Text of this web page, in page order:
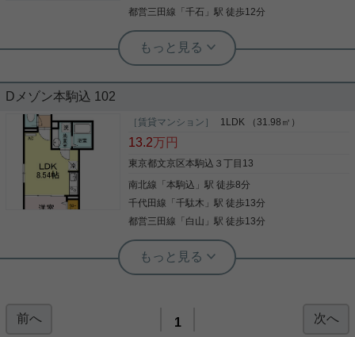
カメラ ・管理人日勤 ・ディンプルキー 3駅３沿線利
用可能で、コンビニ・スーパー・ドラッグストア・
ファミレスが近くにあり お出かけにもお買い物にも
良い立地です♪
詳細を見る
都営三田線 「千石 」駅 徒歩12分
実用春日ホーム 春日町店 堀江健太郎
うれしい敷礼ゼロ物件！ネット無料！
イレブン 田端三丁目店まで徒歩4分と近場にコンビ
ニがあるのもポイント。室内設備は追い焚き・エア
コン・システムキッチンなど大変充実しておりま
す。たくさん料理を作る時でも同時に進められるた
す。コートなども扱いやすいクロゼットが設置され
ています。利便性の高い暮らしをするなら文京区へ
のお引越をご検討してみてはいかがでしょうか？住
み良い環境が整っているので、生活に困ることはあ
りません。賃貸情報のことなら、当社にお任せ下さ
い。
詳細を見る
Dメゾン本駒込 102
［賃貸マンション］ 1LDK （31.98㎡）
13.2万円
東京都文京区本駒込３丁目13
南北線 「本駒込 」駅 徒歩8分
千代田線 「千駄木 」駅 徒歩13分
都営三田線 「 白山 」駅 徒歩13分
実用春日ホーム 本店 砂子-
★☆シューズボックス☆追い焚き☆洗
歩いて6分の場所には都立駒込病院があります。室
前へ 1 次へ